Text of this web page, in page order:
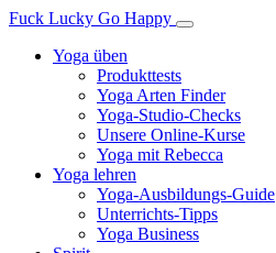
Fuck Lucky Go Happy
Yoga üben
Produkttests
Yoga Arten Finder
Yoga-Studio-Checks
Unsere Online-Kurse
Yoga mit Rebecca
Yoga lehren
Yoga-Ausbildungs-Guide
Unterrichts-Tipps
Yoga Business